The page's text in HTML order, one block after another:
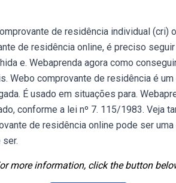
de residência individual
de residência online, é preciso
e. Webaprenda agora como
Webo comprovante de residência é
É usado em situações para.
conforme a lei nº 7. 115/1983. Veja
de residência online pode ser
more information, click the button